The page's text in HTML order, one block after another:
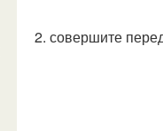
2. совершите